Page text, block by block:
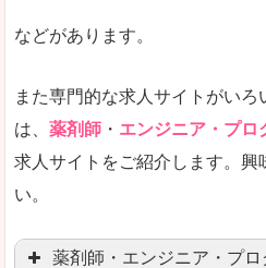
悪いところ
未経験 未経験の求人も
営業職を探してい
などがあります。
また専門的な求人サイトがい
は、 薬剤師 ・ エンジニア・プロ
求人サイトをご紹介します。興
い。
薬剤師・エンジニア・プ